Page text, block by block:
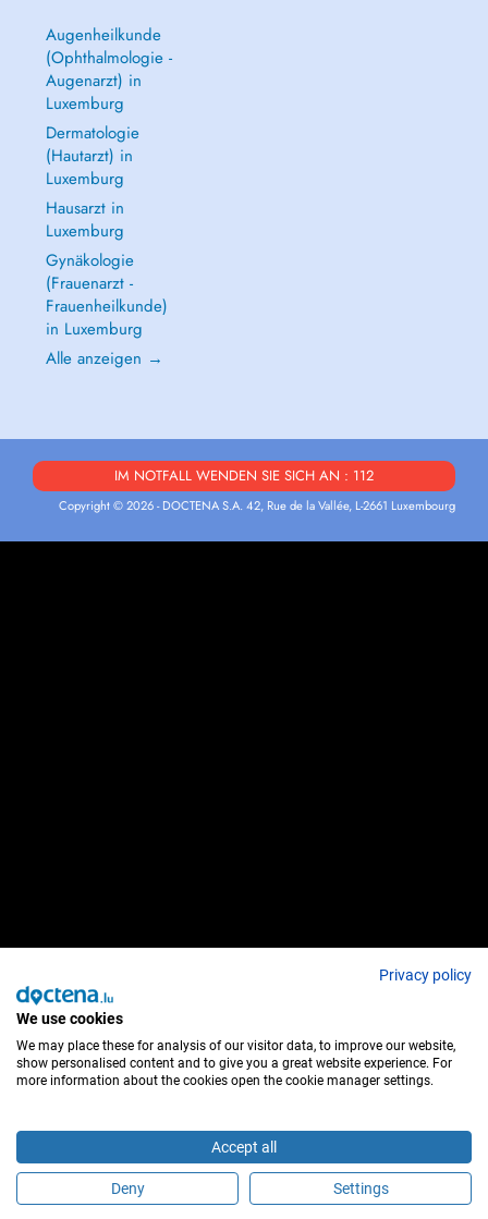
Sind Sie dieser Behandler?
Augenheilkunde
(Ophthalmologie -
Augenarzt) in
Luxemburg
Dermatologie
(Hautarzt) in
Luxemburg
Hausarzt in
Luxemburg
Gynäkologie
(Frauenarzt -
Frauenheilkunde)
in Luxemburg
Alle anzeigen →
IM NOTFALL WENDEN SIE SICH AN : 112
Copyright © 2026 - DOCTENA S.A. 42, Rue de la Vallée, L-2661 Luxembourg
Privacy policy
We use cookies
We may place these for analysis of our visitor data, to improve our website,
show personalised content and to give you a great website experience. For
more information about the cookies open the cookie manager settings.
Accept all
Deny Settings